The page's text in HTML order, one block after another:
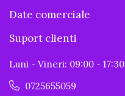
Date comerciale
Suport clienti
Luni - Vineri: 09:00 - 17:30
0725655059